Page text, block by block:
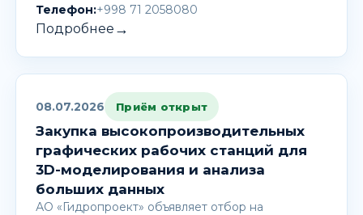
Телефон:+998 71 2058080
Подробнее →
08.07.2026 Приём открыт
Закупка высокопроизводительных
графических рабочих станций для
3D-моделирования и анализа
больших данных
АО «Гидропроект» объявляет отбор на